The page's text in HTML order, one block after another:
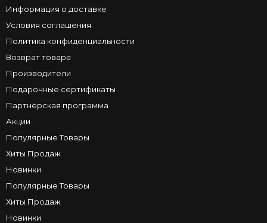
Информация о доставке
Условия соглашения
Политика конфиденциальности
Возврат товара
Производители
Подарочные сертификаты
Партнёрская программа
Акции
Популярные Товары
Хиты Продаж
Новинки
Популярные Товары
Хиты Продаж
Новинки